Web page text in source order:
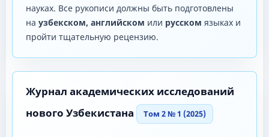
науках. Все рукописи должны быть подготовлены
на узбекском, английском или русском языках и
пройти тщательную рецензию.
Журнал академических исследований
нового Узбекистана
Том 2 № 1 (2025)